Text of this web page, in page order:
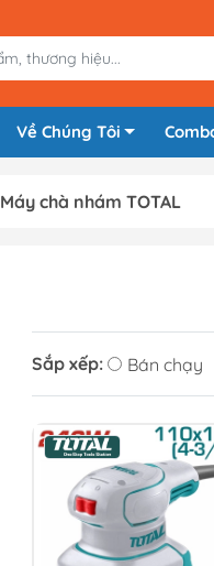
Về Chúng Tôi
Máy chà nhám TOTAL
Sắp xếp: Bán chạy